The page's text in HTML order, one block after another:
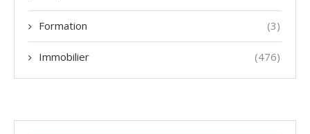
Formation (3)
Immobilier (476)